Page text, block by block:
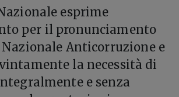
esprime
per il pronunciamento
Anticorruzione e
la necessità di
e senza